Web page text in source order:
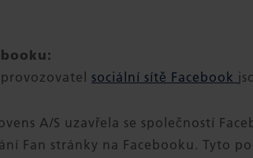
sociální sítě Facebook
A/S uzavřela se společností
Fan stránky na Facebooku. Tyto